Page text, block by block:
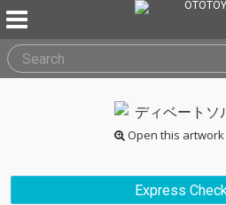
Open this
Express